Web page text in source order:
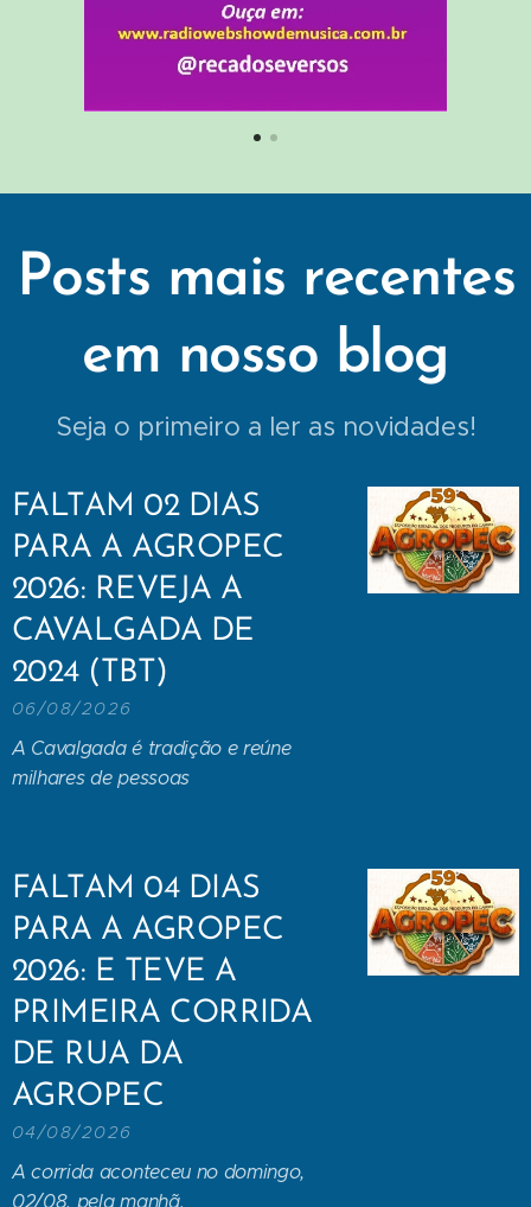
Posts mais recentes
em nosso blog
Seja o primeiro a ler as novidades!
FALTAM 02 DIAS
PARA A AGROPEC
2026: REVEJA A
CAVALGADA DE
2024 (TBT)
06/08/2026
A Cavalgada é tradição e reúne
milhares de pessoas
FALTAM 04 DIAS
PARA A AGROPEC
2026: E TEVE A
PRIMEIRA CORRIDA
DE RUA DA
AGROPEC
04/08/2026
A corrida aconteceu no domingo,
02/08, pela manhã.